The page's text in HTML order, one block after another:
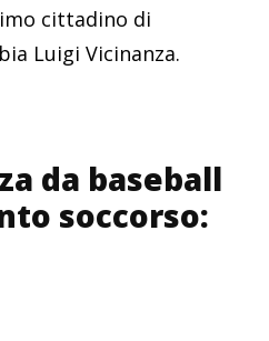
cittadino di
Luigi Vicinanza.
da baseball
soccorso: